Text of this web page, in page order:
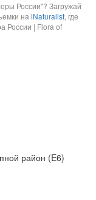
России"? Загружай
наiNaturalist, где
России | Flora of
район (E6)